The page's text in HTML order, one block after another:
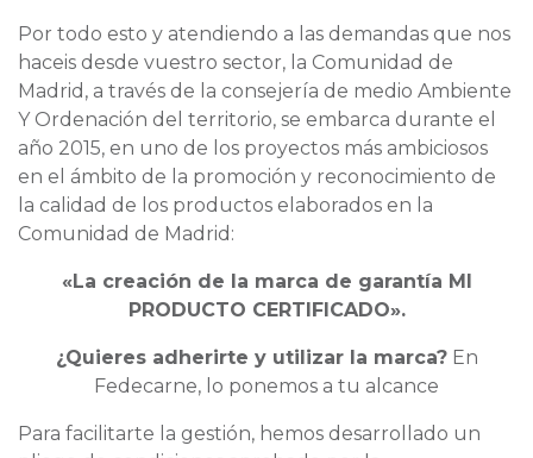
Por todo esto y atendiendo a las demandas que nos
haceis desde vuestro sector, la Comunidad de
Madrid, a través de la consejería de medio Ambiente
Y Ordenación del territorio, se embarca durante el
año 2015, en uno de los proyectos más ambiciosos
en el ámbito de la promoción y reconocimiento de
la calidad de los productos elaborados en la
Comunidad de Madrid:
«La creación de la marca de garantía MI
PRODUCTO CERTIFICADO».
¿Quieres adherirte y utilizar la marca?En
Fedecarne, lo ponemos a tu alcance
Para facilitarte la gestión, hemos desarrollado un